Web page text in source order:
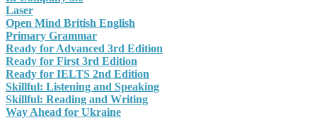
Laser
Open Mind British English
Primary Grammar
Ready for Advanced 3rd Edition
Ready for First 3rd Edition
Ready for IELTS 2nd Edition
Skillful: Listening and Speaking
Skillful: Reading and Writing
Way Ahead for Ukraine